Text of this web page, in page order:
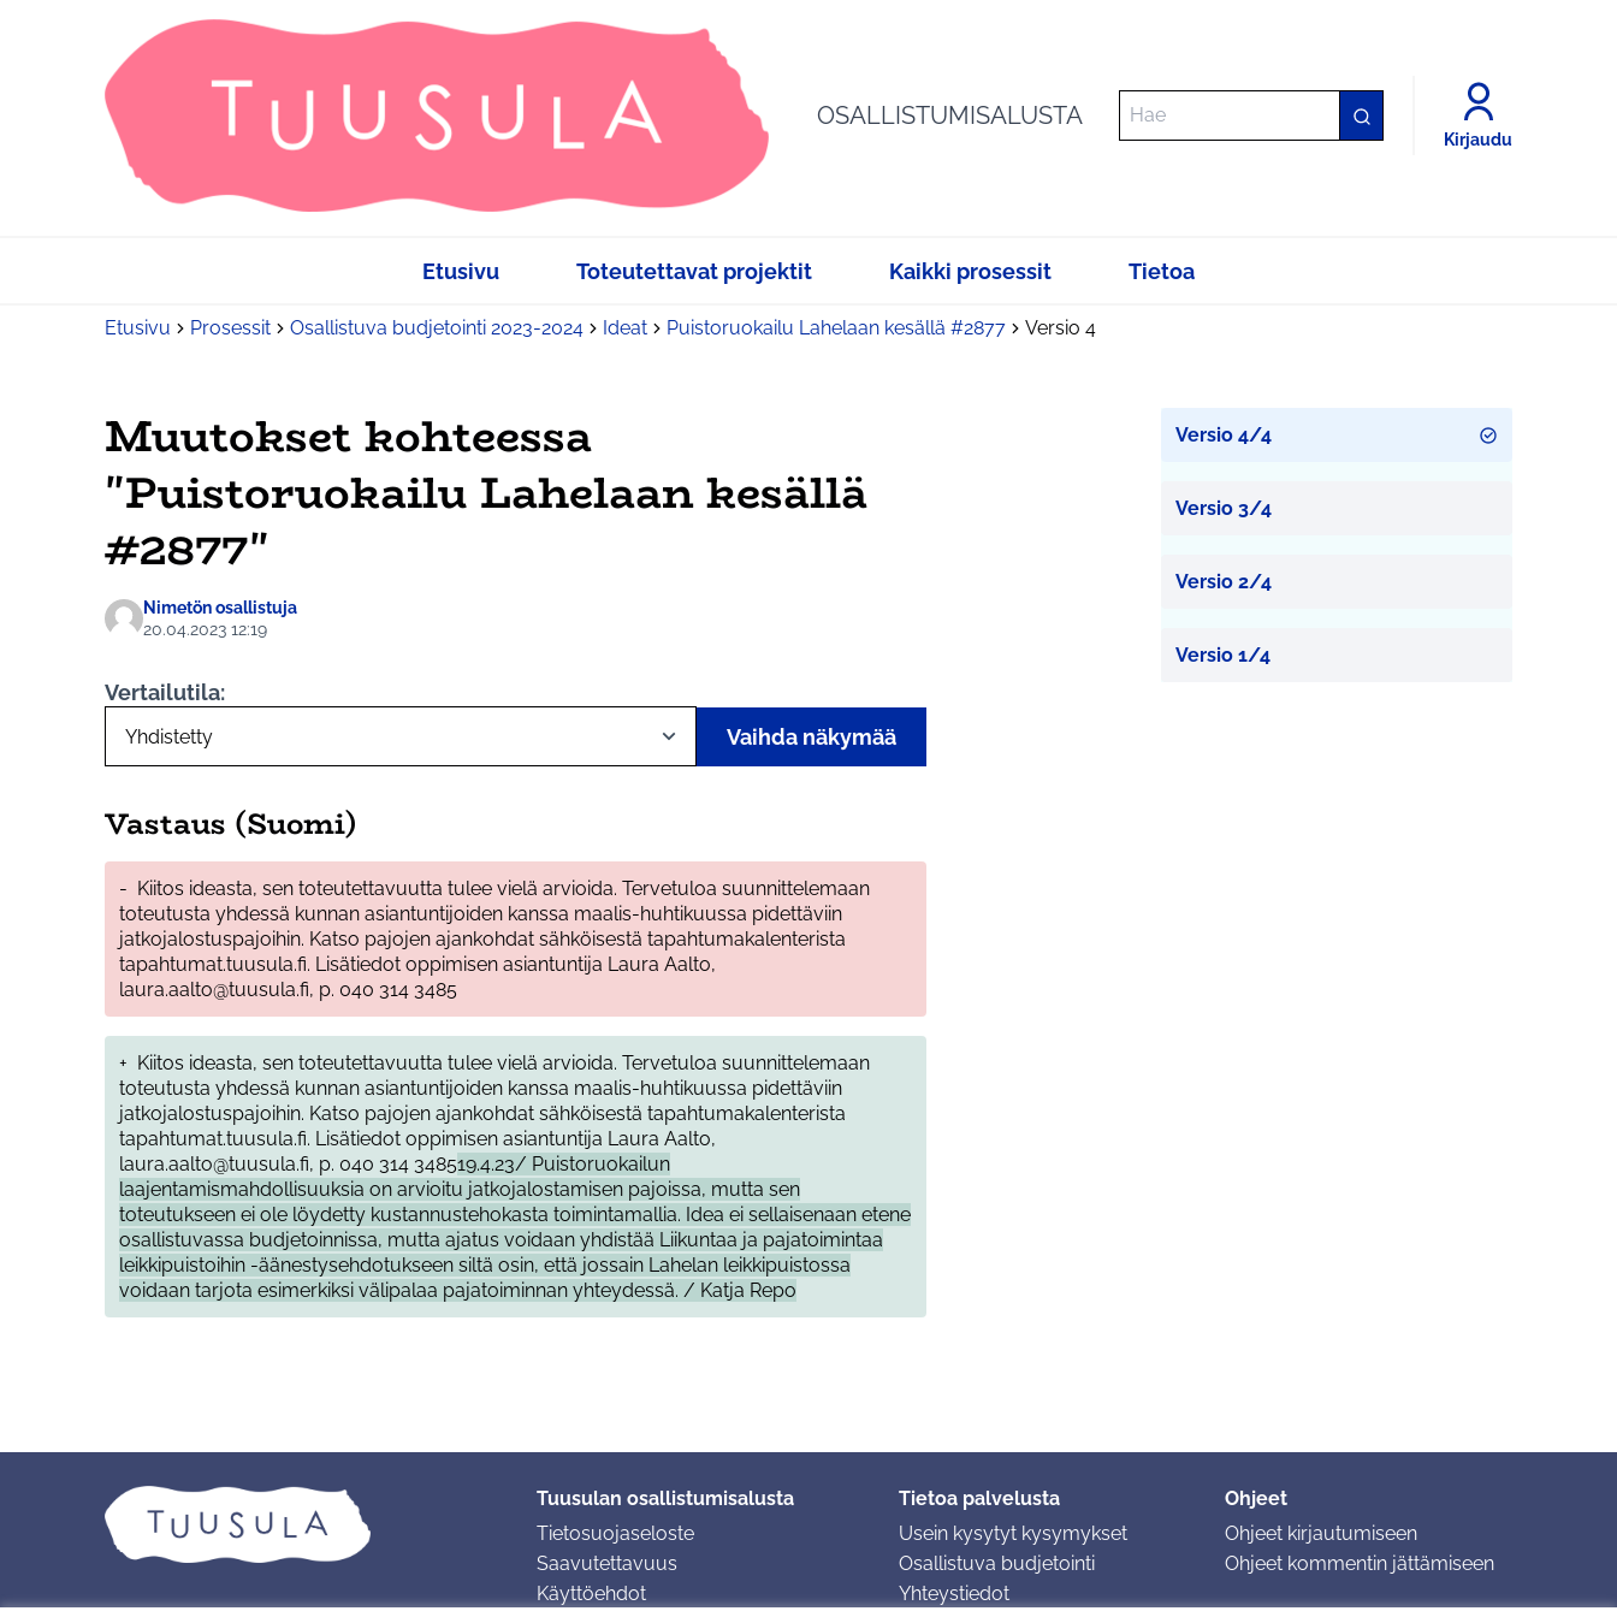
OSALLISTUMISALUSTA
Kirjaudu
Etusivu Toteutettavat projektit Kaikki prosessit Tietoa
Etusivu Prosessit Osallistuva budjetointi 2023-2024 Ideat Puistoruokailu Lahelaan kesällä #2877 Versio 4
Muutokset kohteessa
"Puistoruokailu Lahelaan kesällä
#2877"
Nimetön osallistuja
20.04.2023 12:19
Vertailutila:
Vaihda näkymää
Vastaus (Suomi)
- Kiitos ideasta, sen toteutettavuutta tulee vielä arvioida. Tervetuloa suunnittelemaan
toteutusta yhdessä kunnan asiantuntijoiden kanssa maalis-huhtikuussa pidettäviin
jatkojalostuspajoihin. Katso pajojen ajankohdat sähköisestä tapahtumakalenterista
tapahtumat.tuusula.fi. Lisätiedot oppimisen asiantuntija Laura Aalto,
laura.aalto@tuusula.fi, p. 040 314 3485
+ Kiitos ideasta, sen toteutettavuutta tulee vielä arvioida. Tervetuloa suunnittelemaan
toteutusta yhdessä kunnan asiantuntijoiden kanssa maalis-huhtikuussa pidettäviin
jatkojalostuspajoihin. Katso pajojen ajankohdat sähköisestä tapahtumakalenterista
tapahtumat.tuusula.fi. Lisätiedot oppimisen asiantuntija Laura Aalto,
laura.aalto@tuusula.fi, p. 040 314 348519.4.23/ Puistoruokailun
laajentamismahdollisuuksia on arvioitu jatkojalostamisen pajoissa, mutta sen
toteutukseen ei ole löydetty kustannustehokasta toimintamallia. Idea ei sellaisenaan etene
osallistuvassa budjetoinnissa, mutta ajatus voidaan yhdistää Liikuntaa ja pajatoimintaa
leikkipuistoihin -äänestysehdotukseen siltä osin, että jossain Lahelan leikkipuistossa
voidaan tarjota esimerkiksi välipalaa pajatoiminnan yhteydessä. / Katja Repo
Versio 4/4
Versio 3/4
Versio 2/4
Versio 1/4
Tuusulan osallistumisalusta
Tietosuojaseloste
Saavutettavuus
Käyttöehdot
Tietoa palvelusta
Usein kysytyt kysymykset
Osallistuva budjetointi
Yhteystiedot
Ohjeet
Ohjeet kirjautumiseen
Ohjeet kommentin jättämiseen